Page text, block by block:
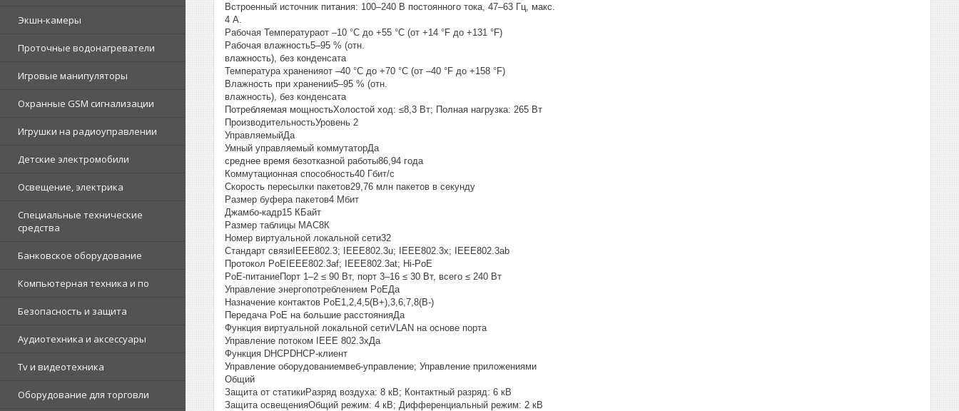
Экшн-камеры
Проточные водонагреватели
Игровые манипуляторы
Охранные GSM сигнализации
Игрушки на радиоуправлении
Детские электромобили
Освещение, электрика
Специальные технические
средства
Банковское оборудование
Компьютерная техника и по
Безопасность и защита
Аудиотехника и аксессуары
Tv и видеотехника
Оборудование для торговли
Встроенный источник питания: 100–240 В постоянного тока, 47–63 Гц, макс.
4 А.
Рабочая Температураот –10 °C до +55 °C (от +14 °F до +131 °F)
Рабочая влажность5–95 % (отн.
влажность), без конденсата
Температура храненияот –40 °C до +70 °C (от –40 °F до +158 °F)
Влажность при хранении5–95 % (отн.
влажность), без конденсата
Потребляемая мощностьХолостой ход: ≤8,3 Вт; Полная нагрузка: 265 Вт
ПроизводительностьУровень 2
УправляемыйДа
Умный управляемый коммутаторДа
среднее время безотказной работы86,94 года
Коммутационная способность40 Гбит/с
Скорость пересылки пакетов29,76 млн пакетов в секунду
Размер буфера пакетов4 Мбит
Джамбо-кадр15 КБайт
Размер таблицы MAC8К
Номер виртуальной локальной сети32
Стандарт связиIEEE802.3; IEEE802.3u; IEEE802.3x; IEEE802.3ab
Протокол PoEIEEE802.3af; IEEE802.3at; Hi-PoE
PoE-питаниеПорт 1–2 ≤ 90 Вт, порт 3–16 ≤ 30 Вт, всего ≤ 240 Вт
Управление энергопотреблением PoEДа
Назначение контактов PoE1,2,4,5(В+),3,6,7,8(В-)
Передача PoE на большие расстоянияДа
Функция виртуальной локальной сетиVLAN на основе порта
Управление потоком IEEE 802.3xДа
Функция DHCPDHCP-клиент
Управление оборудованиемвеб-управление; Управление приложениями
Общий
Защита от статикиРазряд воздуха: 8 кВ; Контактный разряд: 6 кВ
Защита освещенияОбщий режим: 4 кВ; Дифференциальный режим: 2 кВ